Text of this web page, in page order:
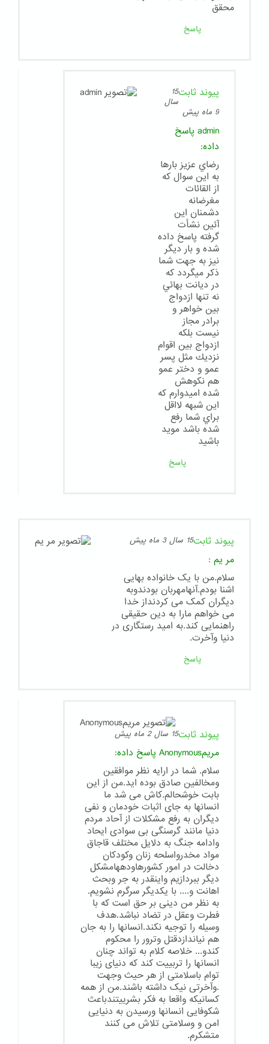
محقق
پاسخ
پیوند ثابت15
سال
9 ماه پیش
admin پاسخ
داده:
رضاي عزيز بارها
به اين سوال كه
از القائات
مغرضانه
دشمنان اين
آئين نشأت
گرفته پاسخ داده
شده و بار ديگر
نيز به جهت شما
ذكر ميگردد كه
در ديانت بهائي
نه تنها ازدواج
بين خواهر و
برادر مجاز
نيست بلكه
ازدواج بين اقوام
نزديك مثل پسر
عمو و دختر عمو
هم نكوهش
شده اميدوارم كه
اين شبهه لااقل
براي شما رفع
شده باشد مويد
باشيد
پاسخ
پیوند ثابت15 سال 3 ماه پیش
مر یم :
سلام.من با یک خانواده بهایی
اشنا بودم.آنهامهربان بودندوبه
دیگران کمک می کردنداز خدا
می خواهم مارا به دین حقیقی
راهنمایی کند.به امید رستگاری در
دنیا وآخرت.
پاسخ
پیوند ثابت15 سال 2 ماه پیش
مریمAnonymous
پاسخ داده:
سلام. شما در ارایه نظر موافقین
ومخالفین صادق بوده اید.من از این
بابت خوشحالم.کاش می شد ما
انسانها به جای اثبات خودمان و نفی
دیگران به رفع مشکلات از آحاد مردم
دنیا مانند گرسنگی بی سوادی ایحاد
وادامه جنگ به دلایل مختلف قاجاق
مواد مخدرواسلحه زنان وکودکان
دخالت در امور کشورهاودههامشکل
دیگر ببردازیم واینقدر به جر وبحث
اهانت و.... با یکدیگر سرگرم نشویم.
به نظر من دینی بر حق است که با
فطرت وعقل در تضاد نباشد.هدف
وسیله را توجیه نکند.انسانها را به جان
هم نیاندازدقتل وترور را محکوم
کندو... خلاصه کلام به تواند چنان
انسانها را تربییت کند که دنیای زیبا
توام باسلامتی از هر حیث وجهت
.وآخرتی نیک داشته باشند.من از همه
کسانیکه واقعا به فکر بشرییتندباعث
شکوفایی انسانها ورسیدن به دنیایی
امن و وسلامتی تلاش می کنند
متشکرم.